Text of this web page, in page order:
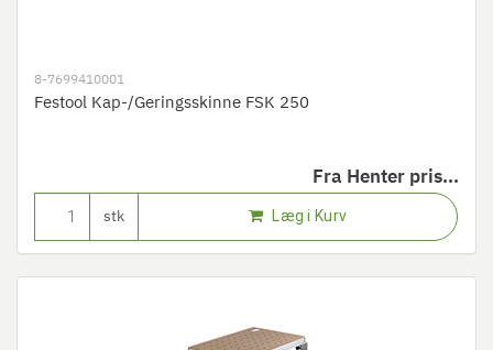
8-7699410001
Festool Kap-/Geringsskinne FSK 250
Fra Henter pris...
stk Læg i Kurv